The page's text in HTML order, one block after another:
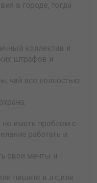
в городе, тогда
коллектив и
штрафов и
чай все полностью
иметь проблем с
работать и
свои мечты и
пишите в л.с,или